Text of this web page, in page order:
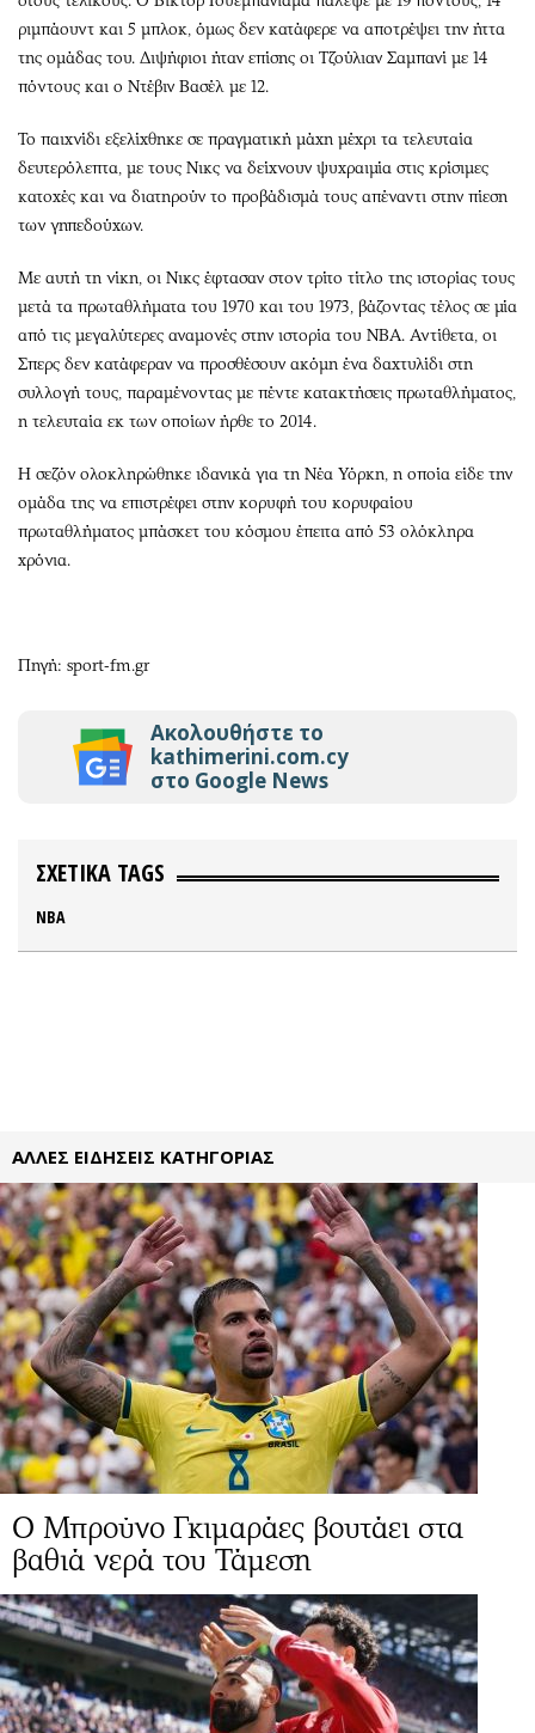
ριμπάουντ και 5 μπλοκ, όμως δεν κατάφερε να αποτρέψει την ήττα
της ομάδας του. Διψήφιοι ήταν επίσης οι Τζούλιαν Σαμπανί με 14
πόντους και ο Ντέβιν Βασέλ με 12.
Το παιχνίδι εξελίχθηκε σε πραγματική μάχη μέχρι τα τελευταία
δευτερόλεπτα, με τους Νικς να δείχνουν ψυχραιμία στις κρίσιμες
κατοχές και να διατηρούν το προβάδισμά τους απέναντι στην πίεση
των γηπεδούχων.
Με αυτή τη νίκη, οι Νικς έφτασαν στον τρίτο τίτλο της ιστορίας τους
μετά τα πρωταθλήματα του 1970 και του 1973, βάζοντας τέλος σε μία
από τις μεγαλύτερες αναμονές στην ιστορία του NBA. Αντίθετα, οι
Σπερς δεν κατάφεραν να προσθέσουν ακόμη ένα δαχτυλίδι στη
συλλογή τους, παραμένοντας με πέντε κατακτήσεις πρωταθλήματος,
η τελευταία εκ των οποίων ήρθε το 2014.
Η σεζόν ολοκληρώθηκε ιδανικά για τη Νέα Υόρκη, η οποία είδε την
ομάδα της να επιστρέφει στην κορυφή του κορυφαίου
πρωταθλήματος μπάσκετ του κόσμου έπειτα από 53 ολόκληρα
χρόνια.
Πηγή: sport-fm.gr
Ακολουθήστε το
kathimerini.com.cy
στο Google News
ΣΧΕΤΙΚΑ TAGS
NBA
ΑΛΛΕΣ ΕΙΔΗΣΕΙΣ ΚΑΤΗΓΟΡΙΑΣ
Ο Μπρούνο Γκιμαράες βουτάει στα
βαθιά νερά του Τάμεση